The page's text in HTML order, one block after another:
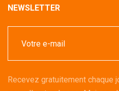
NEWSLETTER
Recevez gratuitement chaque